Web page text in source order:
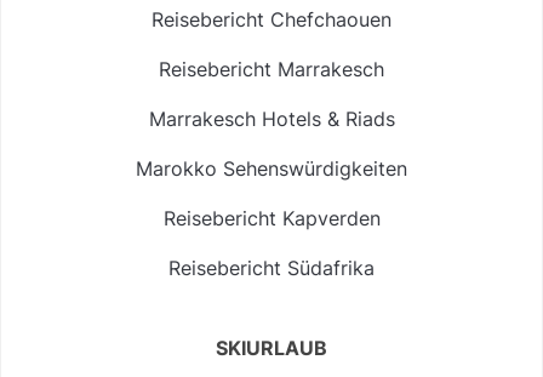
Reisebericht Chefchaouen
Reisebericht Marrakesch
Marrakesch Hotels & Riads
Marokko Sehenswürdigkeiten
Reisebericht Kapverden
Reisebericht Südafrika
SKIURLAUB